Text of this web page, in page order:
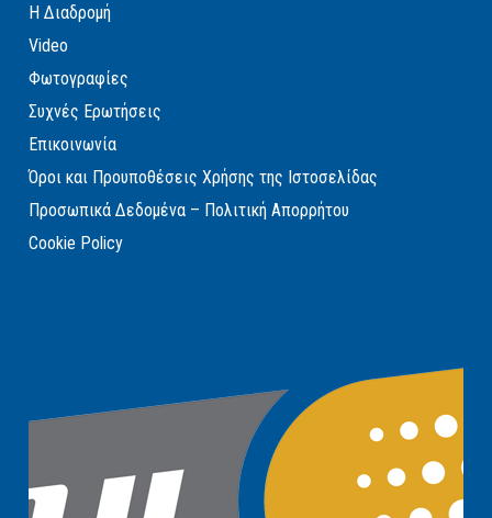
Η Διαδρομή
Video
Φωτογραφίες
Συχνές Ερωτήσεις
Επικοινωνία
Όροι και Προυποθέσεις Χρήσης της Ιστοσελίδας
Προσωπικά Δεδομένα – Πολιτική Απορρήτου
Cookie Policy